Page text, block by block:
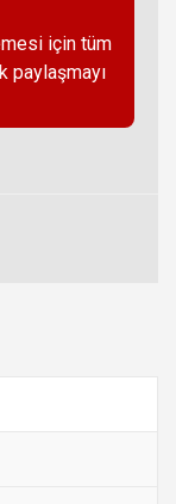
için tüm
paylaşmayı